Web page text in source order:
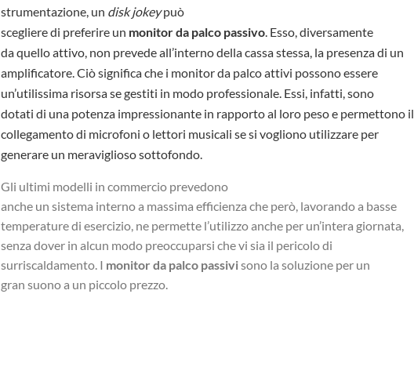
strumentazione, un disk jokeypuò
scegliere di preferire un monitor da palco passivo. Esso, diversamente
da quello attivo, non prevede all’interno della cassa stessa, la presenza di un
amplificatore. Ciò significa che i monitor da palco attivi possono essere
un’utilissima risorsa se gestiti in modo professionale. Essi, infatti, sono
dotati di una potenza impressionante in rapporto al loro peso e permettono il
collegamento di microfoni o lettori musicali se si vogliono utilizzare per
generare un meraviglioso sottofondo.
Gli ultimi modelli in commercio prevedono
anche un sistema interno a massima efficienza che però, lavorando a basse
temperature di esercizio, ne permette l’utilizzo anche per un’intera giornata,
senza dover in alcun modo preoccuparsi che vi sia il pericolo di
surriscaldamento. I monitor da palco passivisono la soluzione per un
gran suono a un piccolo prezzo.